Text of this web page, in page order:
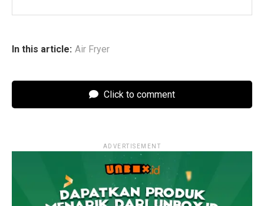
In this article: Air Fryer
Click to comment
ADVERTISEMENT